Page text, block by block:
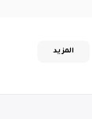
المزيد